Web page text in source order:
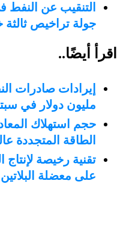
التنقيب عن النفط
جولة تراخيص ثالثة خلال
اقرأ أيضًا..
مليون دولار في
حجم استهلاك
الطاقة المتجددة
تقنية رخيصة
على معضلة البلاتين